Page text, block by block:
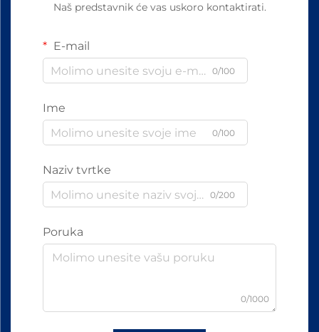
Naš predstavnik će vas uskoro kontaktirati.
E-mail
0/100
Ime
0/100
Naziv tvrtke
0/200
Poruka
0/1000